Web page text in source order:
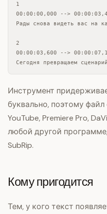
1
00:00:00,000 -->
Рады снова видеть вас на
2
00:00:03,600 -->
Сегодня превращаем
Инструмент
буквально, поэтому файл
YouTube, Premiere Pro,
любой другой
SubRip.
Кому пригодится
Тем, у кого текст